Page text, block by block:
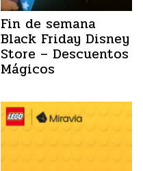
Fin de semana
Black Friday Disney
Store – Descuentos
Mágicos